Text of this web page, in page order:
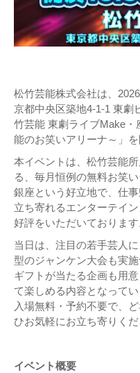
松竹芸能株式会社は、
京都中央区築地4-1-1 東劇
竹芸能 東劇ライブMake・
能のお笑いアリーナ～」を
本イベントは、松竹芸能
る、毎月恒例の無料お笑い
銀座という好立地で、仕
立ち寄れるエンターテイ
好評をいただいております
当日は、注目の若手芸人
型のジャンケン大会も実施
ギフトが当たる企画も用
て楽しめる内容となってい
入場無料・予約不要で、
ひお気軽にお立ち寄りくだ
イベント概要